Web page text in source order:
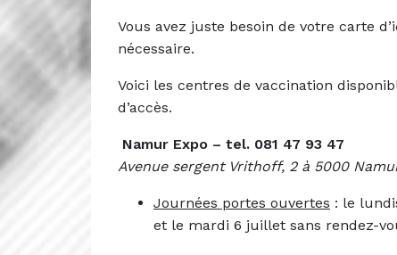
Vous avez juste besoin de votre carte
nécessaire.
Voici les centres de vaccination
d’accès.
Namur Expo – tel. 081 47 93 47
Avenue sergent Vrithoff, 2 à 5000
Journées portes ouvertes : le
et le mardi 6 juillet sans rendez-